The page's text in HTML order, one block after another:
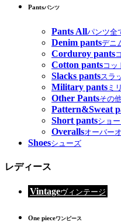
Pantsパンツ
Pants Allパンツ全
Denim pantsデニ
Corduroy pants
Cotton pantsコッ
Slacks pantsスラ
Military pants ミ
Other Pantsその
Pattern&Sweat
Short pantsショ
Overallsオーバー
Shoesシューズ
レディース
Vintageヴィンテージ
One pieceワンピース